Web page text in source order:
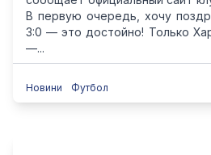
В первую очередь, хочу
3:0 — это достойно! Только
—...
Новини Футбол